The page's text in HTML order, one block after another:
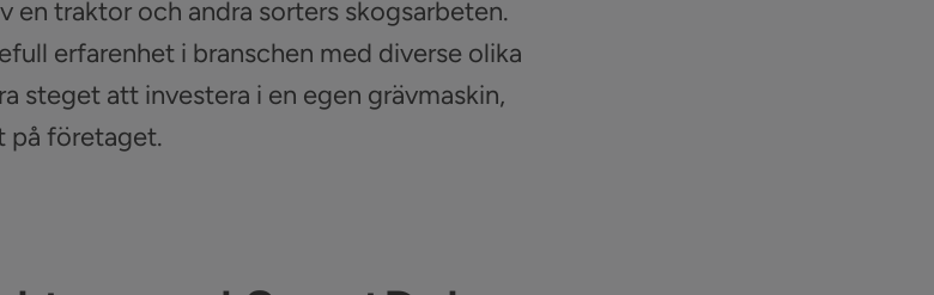
en traktor och andra sorters skogsarbeten.
erfarenhet i branschen med diverse olika
steget att investera i en egen grävmaskin,
på företaget.